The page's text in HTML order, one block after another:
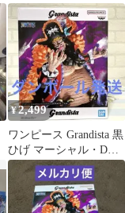
チ 2種セット
¥2,499
ワンピース Grandista 黒
ひげ マーシャル・D・
ティーチ